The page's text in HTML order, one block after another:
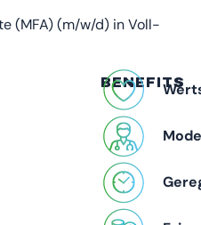
(MFA) (m/w/d) in Voll-
BENEFITS